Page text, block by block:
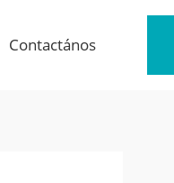
Contactános